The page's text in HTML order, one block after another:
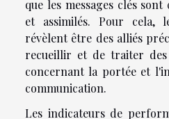
que les messages clés
et assimilés. Pour cela,
révèlent être des alliés
recueillir et de traiter des
concernant la portée et
communication.
Les indicateurs de